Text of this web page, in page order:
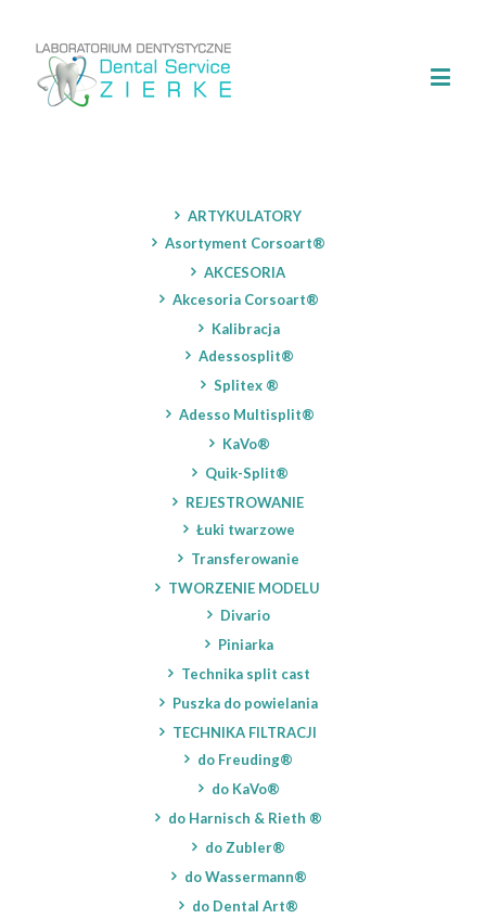
ARTYKULATORY
Asortyment Corsoart®
AKCESORIA
Akcesoria Corsoart®
Kalibracja
Adessosplit®
Splitex ®
Adesso Multisplit®
KaVo®
Quik-Split®
REJESTROWANIE
Łuki twarzowe
Transferowanie
TWORZENIE MODELU
Divario
Piniarka
Technika split cast
Puszka do powielania
TECHNIKA FILTRACJI
do Freuding®
do KaVo®
do Harnisch & Rieth ®
do Zubler®
do Wassermann®
do Dental Art®